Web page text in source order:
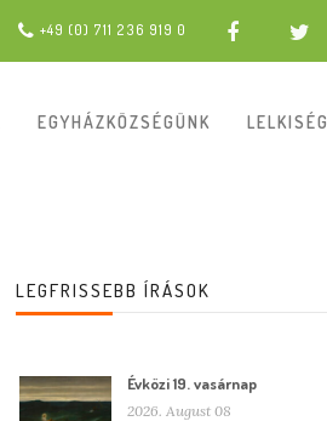
+49 (0) 711 236 919 0
EGYHÁZKÖZSÉGÜNK LELKISÉG
LEGFRISSEBB ÍRÁSOK
Évközi 19. vasárnap
2026. August 08